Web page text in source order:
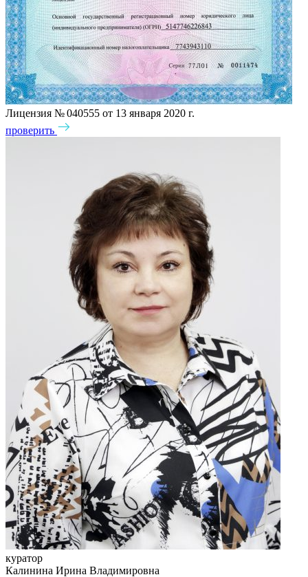
Лицензия № 040555 от 13 января 2020 г.
проверить
куратор
Калинина Ирина Владимировна